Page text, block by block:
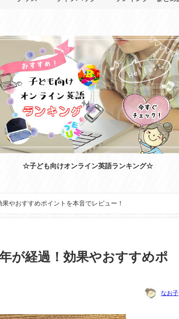
☆子ども向けオンライン英語ランキング☆
やおすすめポイントを本音でレビュー！
が経過！効果やおすすめポ
なお子